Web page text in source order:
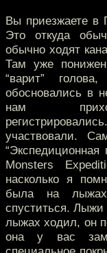
Вы приезжаете в
Это откуда
обычно ходят
Там уже
“варит”
обосновались в
нам
участвовали.
Monsters
насколько я
была на лыжах
спуститься. Лыжи
лыжах ходил, он
она у вас